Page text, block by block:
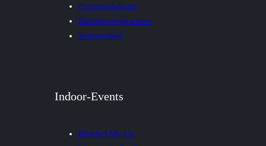
Firmenjubiläum
Rahmenprogramme
Sommerfest
Indoor-Events
Bembel Me Up